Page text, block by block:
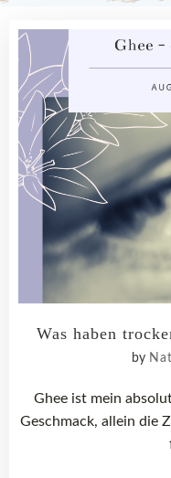
Was haben
by
Ghee ist mein
Geschmack, allein die